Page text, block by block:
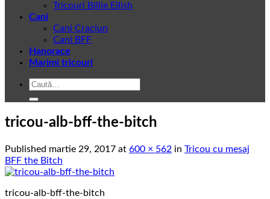
Tricouri Billie Eilish
Cani
Cani Craciun
Cani BFF
Hanorace
Marimi tricouri
Caută
tricou-alb-bff-the-bitch
Published martie 29, 2017 at 600 × 562 in Tricou cu mesaj
BFF the Bitch
tricou-alb-bff-the-bitch